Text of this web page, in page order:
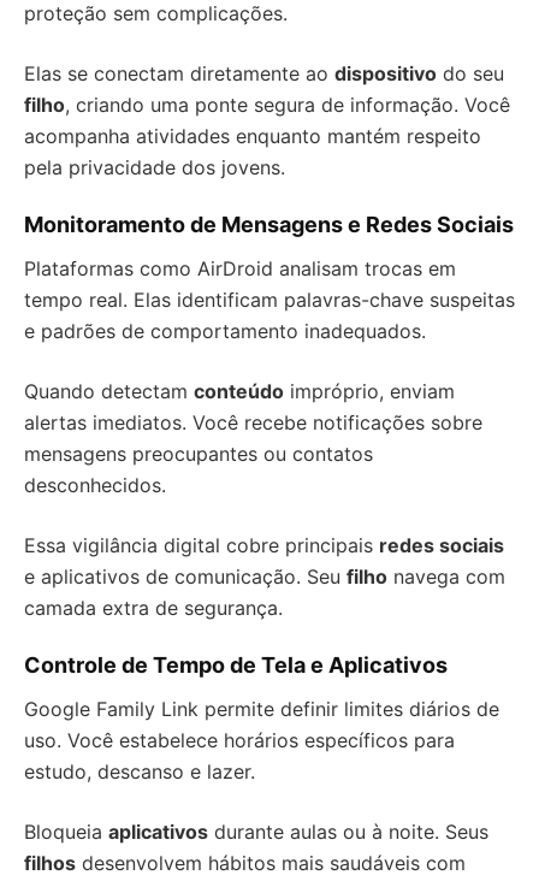
proteção sem complicações.
Elas se conectam diretamente ao dispositivo do seu
filho, criando uma ponte segura de informação. Você
acompanha atividades enquanto mantém respeito
pela privacidade dos jovens.
Monitoramento de Mensagens e Redes Sociais
Plataformas como AirDroid analisam trocas em
tempo real. Elas identificam palavras-chave suspeitas
e padrões de comportamento inadequados.
Quando detectam conteúdo impróprio, enviam
alertas imediatos. Você recebe notificações sobre
mensagens preocupantes ou contatos
desconhecidos.
Essa vigilância digital cobre principais redes sociais
e aplicativos de comunicação. Seu filho navega com
camada extra de segurança.
Controle de Tempo de Tela e Aplicativos
Google Family Link permite definir limites diários de
uso. Você estabelece horários específicos para
estudo, descanso e lazer.
Bloqueia aplicativos durante aulas ou à noite. Seus
filhos desenvolvem hábitos mais saudáveis com